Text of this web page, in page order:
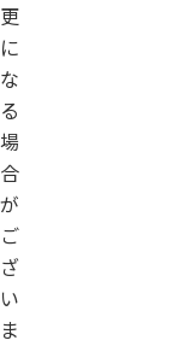
更
に
な
る
場
合
が
ご
ざ
い
ま